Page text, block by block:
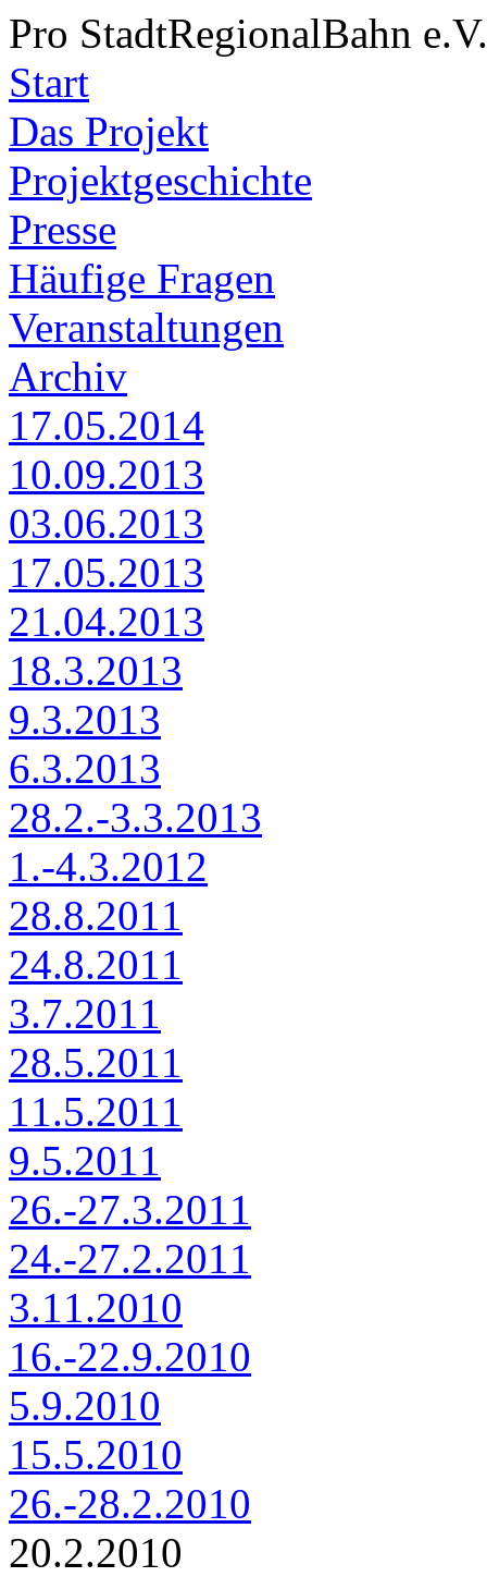
Pro StadtRegionalBahn e.V.
Start
Das Projekt
Projektgeschichte
Presse
Häufige Fragen
Veranstaltungen
Archiv
17.05.2014
10.09.2013
03.06.2013
17.05.2013
21.04.2013
18.3.2013
9.3.2013
6.3.2013
28.2.-3.3.2013
1.-4.3.2012
28.8.2011
24.8.2011
3.7.2011
28.5.2011
11.5.2011
9.5.2011
26.-27.3.2011
24.-27.2.2011
3.11.2010
16.-22.9.2010
5.9.2010
15.5.2010
26.-28.2.2010
20.2.2010